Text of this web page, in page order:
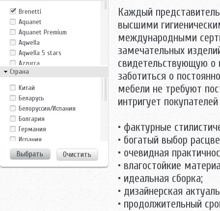
Brenetti
Aquanet
Aquanet Premium
Aqwella
Aqwella 5 stars
Azzurra
Belux
Bricklaer
Casa Vera
Cezares
Clarberg
Dreja
Duravit
Evulla
GamaDecor
Страна
Kитай
Беларусь
Белоруссия/Испания
Болгария
Германия
Испания
Италия
Китай
Росcия
Очистить
Каждый
высшими
международными
замечательных
свидетельствующую о
заботиться о
мебели не требуют
интригует
• фактурные
• богатый выбор
• очевидная
• влагостойкие
• идеальная сборка;
• дизайнерская
• продолжительный